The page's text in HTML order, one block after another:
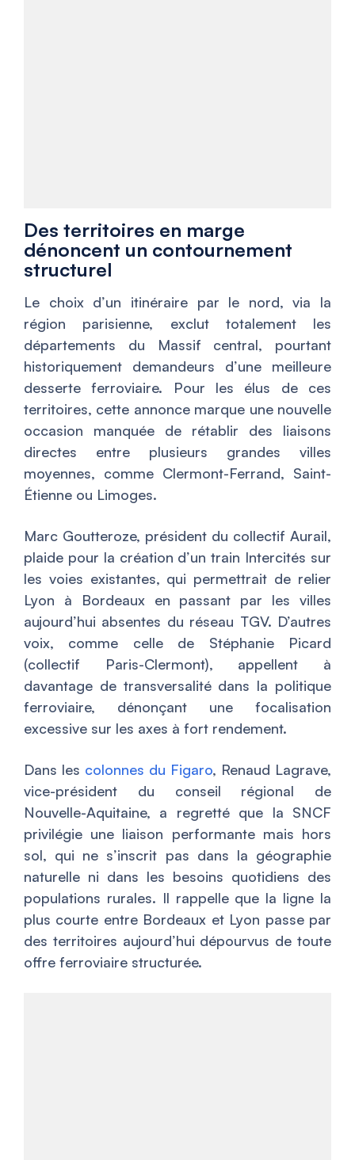
Des territoires en marge
dénoncent un contournement
structurel
Le choix d’un itinéraire par le nord, via la
région parisienne, exclut totalement les
départements du Massif central, pourtant
historiquement demandeurs d’une meilleure
desserte ferroviaire. Pour les élus de ces
territoires, cette annonce marque une nouvelle
occasion manquée de rétablir des liaisons
directes entre plusieurs grandes villes
moyennes, comme Clermont-Ferrand, Saint-
Étienne ou Limoges.
Marc Goutteroze, président du collectif Aurail,
plaide pour la création d’un train Intercités sur
les voies existantes, qui permettrait de relier
Lyon à Bordeaux en passant par les villes
aujourd’hui absentes du réseau TGV. D’autres
voix, comme celle de Stéphanie Picard
(collectif Paris-Clermont), appellent à
davantage de transversalité dans la politique
ferroviaire, dénonçant une focalisation
excessive sur les axes à fort rendement.
Dans les colonnes du Figaro, Renaud Lagrave,
vice-président du conseil régional de
Nouvelle-Aquitaine, a regretté que la SNCF
privilégie une liaison performante mais hors
sol, qui ne s’inscrit pas dans la géographie
naturelle ni dans les besoins quotidiens des
populations rurales. Il rappelle que la ligne la
plus courte entre Bordeaux et Lyon passe par
des territoires aujourd’hui dépourvus de toute
offre ferroviaire structurée.